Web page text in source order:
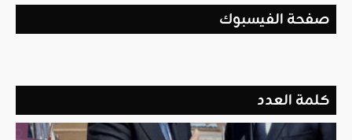
صفحة الفيسبوك
كلمة العدد